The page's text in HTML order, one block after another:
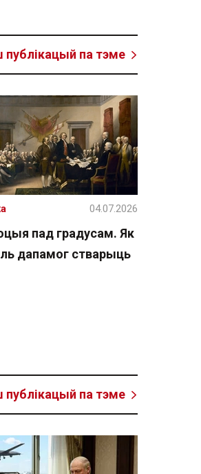
публікацый па тэме
пад градусам. Як
дапамог стварыць
04.07.2026
публікацый па тэме